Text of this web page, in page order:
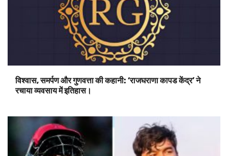
विश्वास, समर्पण और गुणवत्ता की कहानी: ‘राजघराणा कापड केंद्र’ ने
रचाया व्यवसाय में इतिहास।